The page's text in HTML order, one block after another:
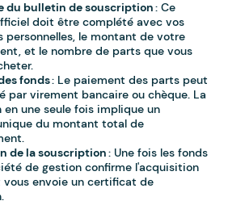
du bulletin de souscription: Ce
doit être complété avec vos
personnelles, le montant de votre
et le nombre de parts que vous
fonds: Le paiement des parts peut
par virement bancaire ou chèque. La
une seule fois implique un
du montant total de
de la souscription: Une fois les fonds
de gestion confirme l'acquisition
envoie un certificat de